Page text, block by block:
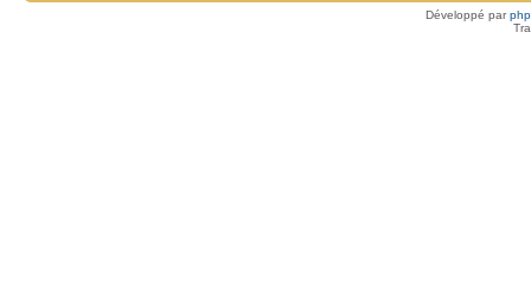
Développé par